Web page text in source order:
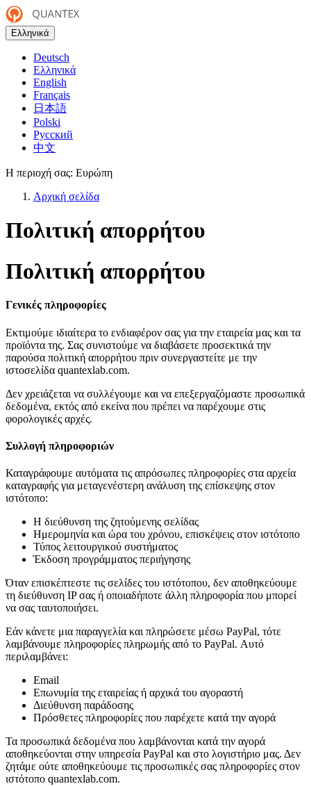
Ελληνικά
Deutsch
Ελληνικά
English
Français
日本語
Polski
Русский
中文
Η περιοχή σας: Ευρώπη
Αρχική σελίδα
Πολιτική απορρήτου
Πολιτική απορρήτου
Γενικές πληροφορίες
Εκτιμούμε ιδιαίτερα το ενδιαφέρον σας για την εταιρεία μας και τα
προϊόντα της. Σας συνιστούμε να διαβάσετε προσεκτικά την
παρούσα πολιτική απορρήτου πριν συνεργαστείτε με την
ιστοσελίδα quantexlab.com.
Δεν χρειάζεται να συλλέγουμε και να επεξεργαζόμαστε προσωπικά
δεδομένα, εκτός από εκείνα που πρέπει να παρέχουμε στις
φορολογικές αρχές.
Συλλογή πληροφοριών
Καταγράφουμε αυτόματα τις απρόσωπες πληροφορίες στα αρχεία
καταγραφής για μεταγενέστερη ανάλυση της επίσκεψης στον
ιστότοπο:
Η διεύθυνση της ζητούμενης σελίδας
Ημερομηνία και ώρα του χρόνου, επισκέψεις στον ιστότοπο
Τύπος λειτουργικού συστήματος
Έκδοση προγράμματος περιήγησης
Όταν επισκέπτεστε τις σελίδες του ιστότοπου, δεν αποθηκεύουμε
τη διεύθυνση IP σας ή οποιαδήποτε άλλη πληροφορία που μπορεί
να σας ταυτοποιήσει.
Εάν κάνετε μια παραγγελία και πληρώσετε μέσω PayPal, τότε
λαμβάνουμε πληροφορίες πληρωμής από το PayPal. Αυτό
περιλαμβάνει:
Email
Επωνυμία της εταιρείας ή αρχικά του αγοραστή
Διεύθυνση παράδοσης
Πρόσθετες πληροφορίες που παρέχετε κατά την αγορά
Τα προσωπικά δεδομένα που λαμβάνονται κατά την αγορά
αποθηκεύονται στην υπηρεσία PayPal και στο λογιστήριο μας. Δεν
ζητάμε ούτε αποθηκεύουμε τις προσωπικές σας πληροφορίες στον
ιστότοπο quantexlab.com.